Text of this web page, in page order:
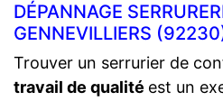
DÉPANNAGE
GENNEVILLIERS
Trouver un serrurier de
travail de qualité est un